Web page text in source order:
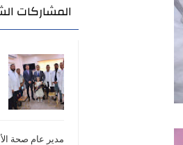
المشاركات
مدير عام صحة